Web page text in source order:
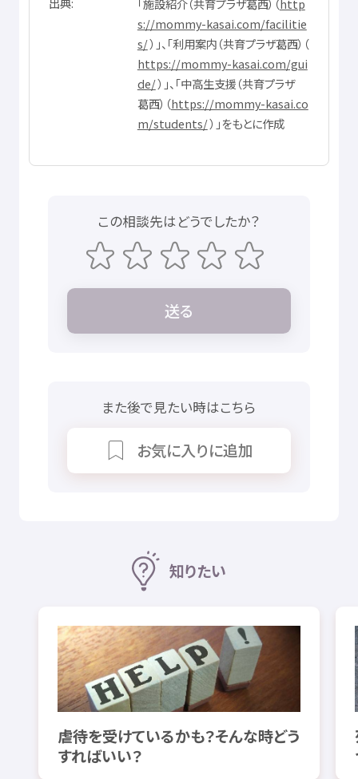
「施設紹介（共育プラザ葛西）（http
s://mommy-kasai.com/facilitie
s/）」、「利用案内（共育プラザ葛西）（
https://mommy-kasai.com/gui
de/）」、「中高生支援（共育プラザ
葛西）（https://mommy-kasai.co
m/students/）」をもとに作成
この相談先はどうでしたか？
送る
また後で 見たい時はこちら
お気に入りに追加
知りたい
虐待を受けているかも？そんな時どう
すればいい？